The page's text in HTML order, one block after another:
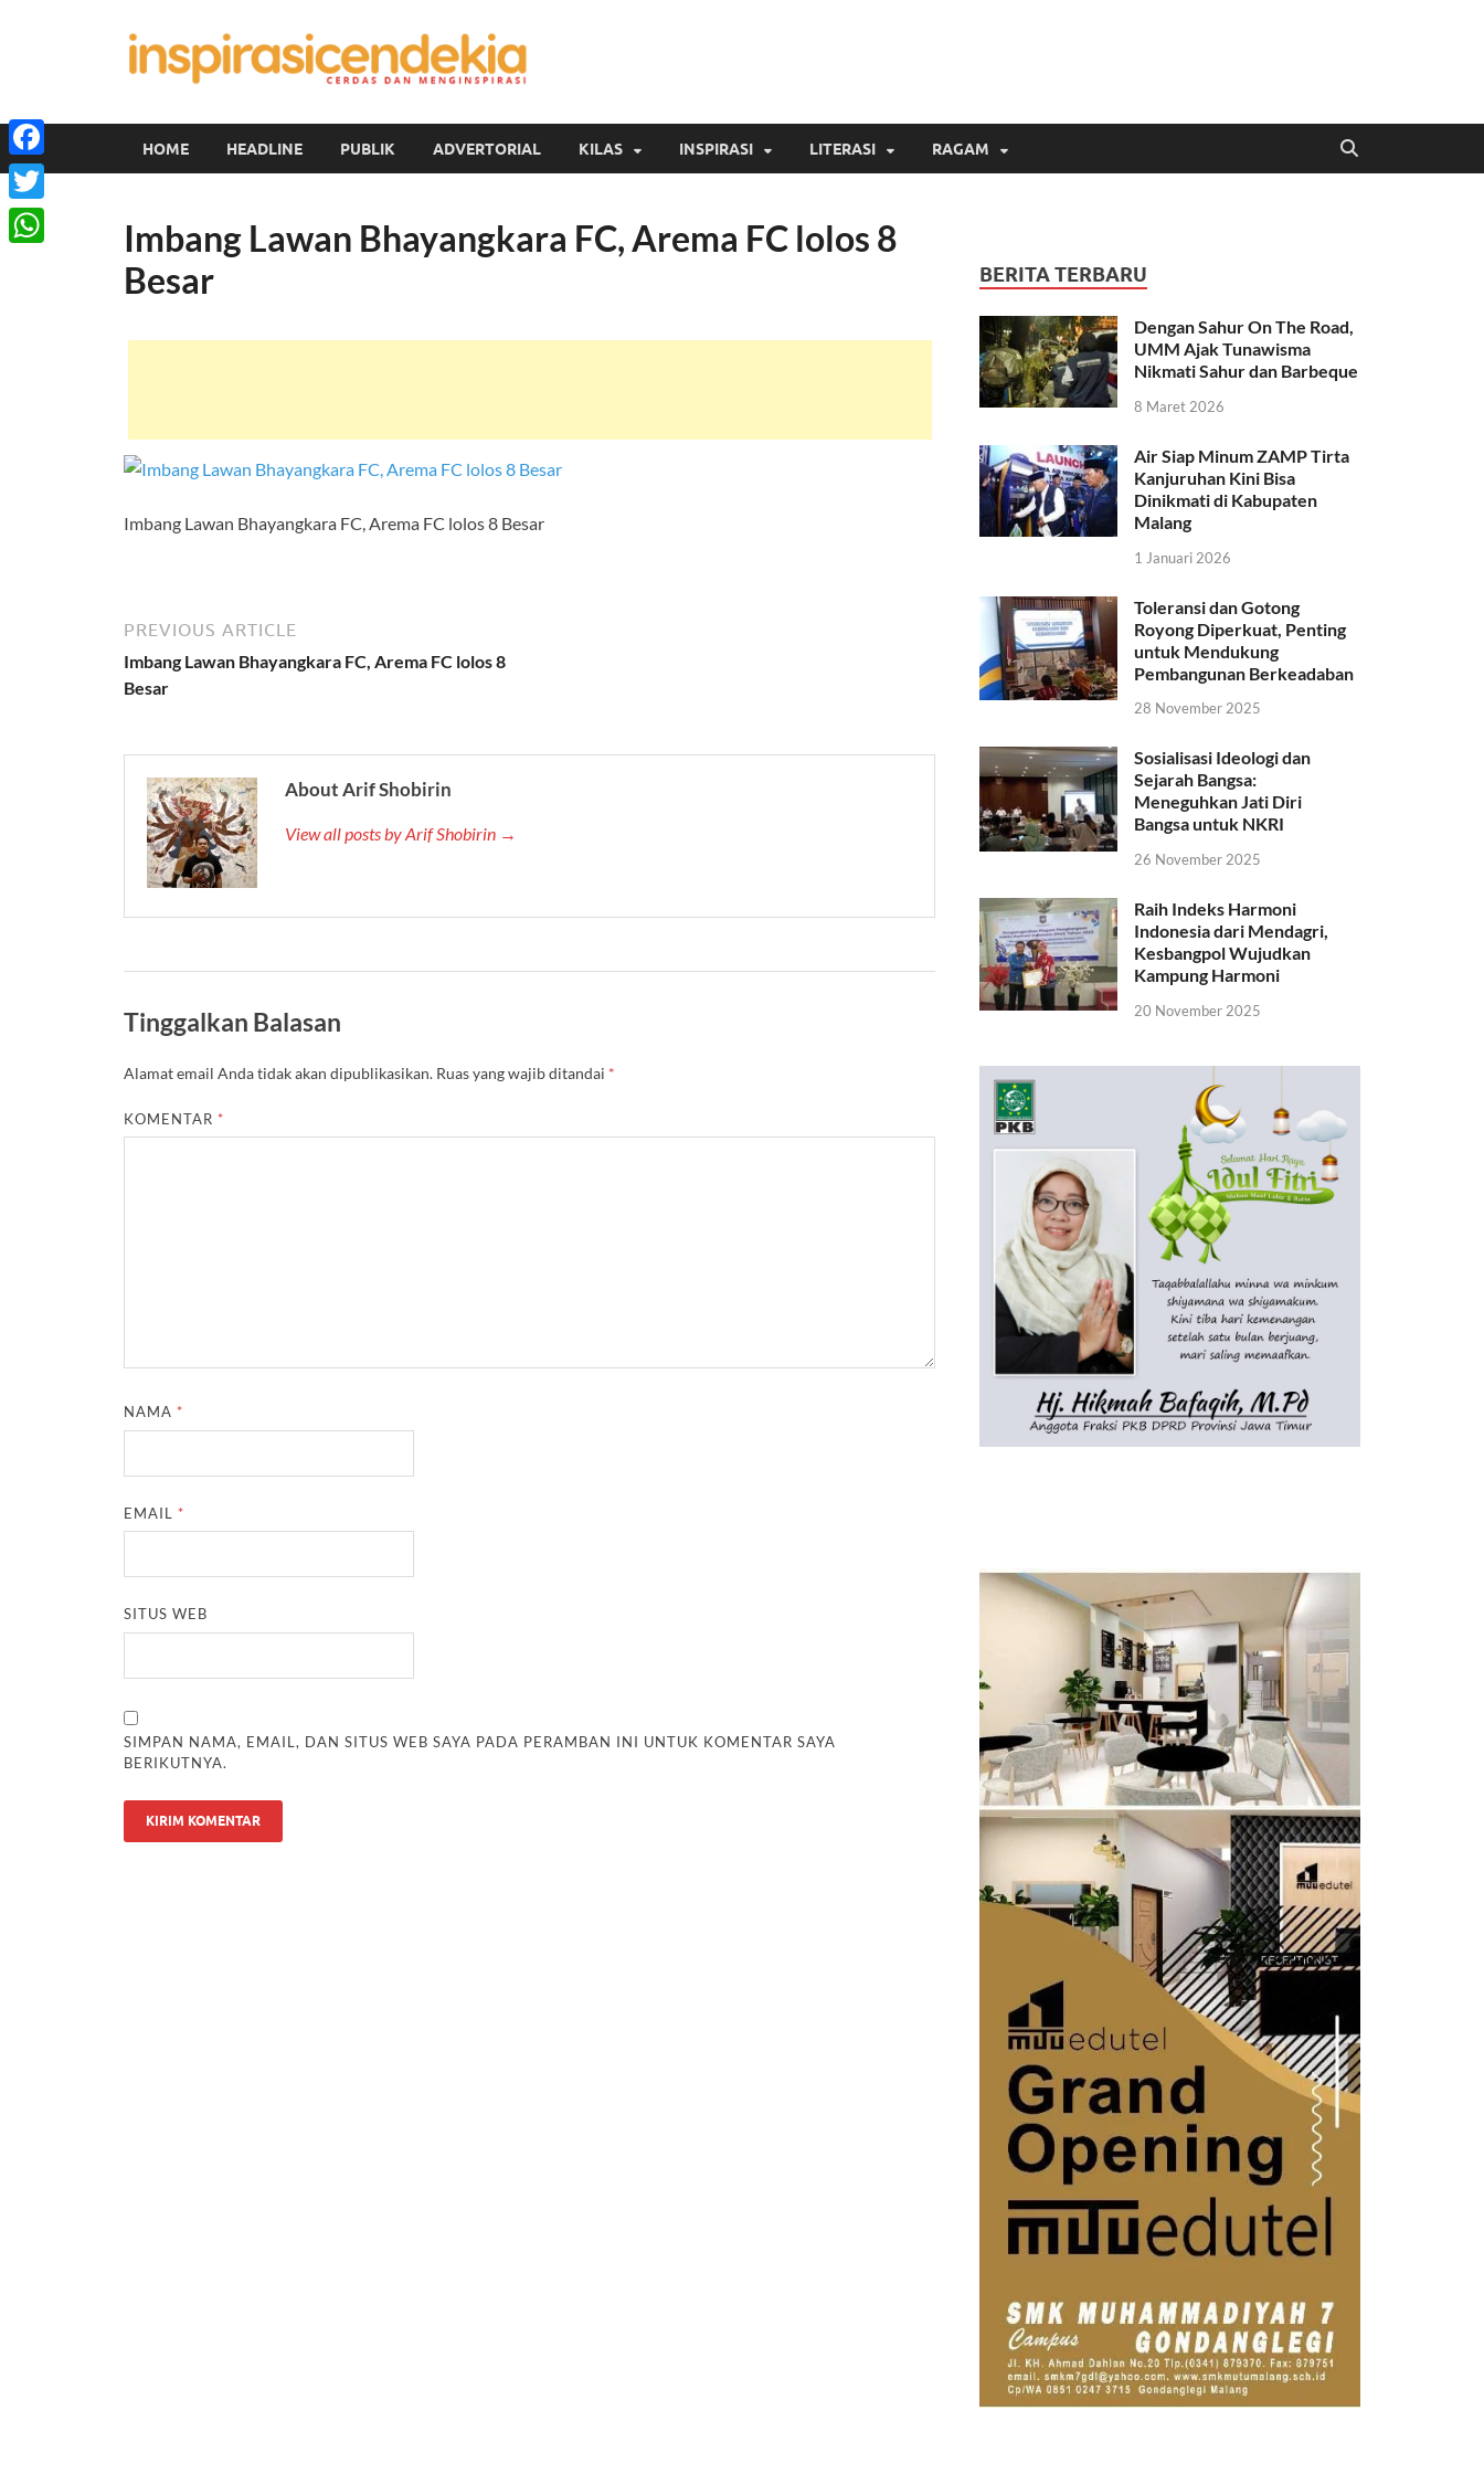
HOME HEADLINE PUBLIK ADVERTORIAL KILAS INSPIRASI LITERASI RAGAM
Imbang Lawan Bhayangkara FC, Arema FC lolos 8
Besar
Imbang Lawan Bhayangkara FC, Arema FC lolos 8 Besar
PREVIOUS ARTICLE
Imbang Lawan Bhayangkara FC, Arema FC lolos 8
Besar
About Arif Shobirin
View all posts by Arif Shobirin →
Tinggalkan Balasan
Alamat email Anda tidak akan dipublikasikan. Ruas yang wajib ditandai *
KOMENTAR *
NAMA *
EMAIL *
SITUS WEB
SIMPAN NAMA, EMAIL, DAN SITUS WEB SAYA PADA PERAMBAN INI UNTUK KOMENTAR SAYA
BERIKUTNYA.
BERITA TERBARU
Dengan Sahur On The Road,
UMM Ajak Tunawisma
Nikmati Sahur dan Barbeque
8 Maret 2026
Air Siap Minum ZAMP Tirta
Kanjuruhan Kini Bisa
Dinikmati di Kabupaten
Malang
1 Januari 2026
Toleransi dan Gotong
Royong Diperkuat, Penting
untuk Mendukung
Pembangunan Berkeadaban
28 November 2025
Sosialisasi Ideologi dan
Sejarah Bangsa:
Meneguhkan Jati Diri
Bangsa untuk NKRI
26 November 2025
Raih Indeks Harmoni
Indonesia dari Mendagri,
Kesbangpol Wujudkan
Kampung Harmoni
20 November 2025
Facebook
Twitter